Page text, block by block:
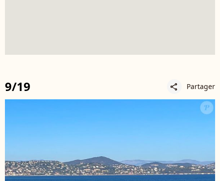
9/19 share Partager